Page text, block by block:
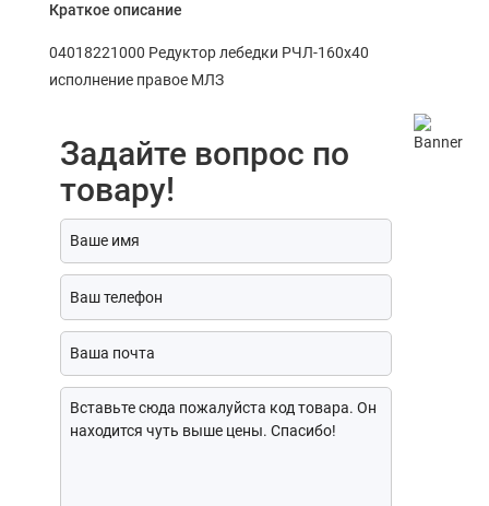
Краткое описание
04018221000 Редуктор лебедки РЧЛ-160х40
исполнение правое МЛЗ
Задайте вопрос по
товару!